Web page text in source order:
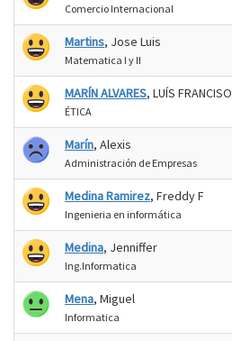
Comercio Internacional
Martins, Jose Luis
Matematica I y II
MARÍN ALVARES, LUÍS FRANCISO
ÉTICA
Marín, Alexis
Administración de Empresas
Medina Ramirez, Freddy F
Ingenieria en informática
Medina, Jenniffer
Ing.Informatica
Mena, Miguel
Informatica